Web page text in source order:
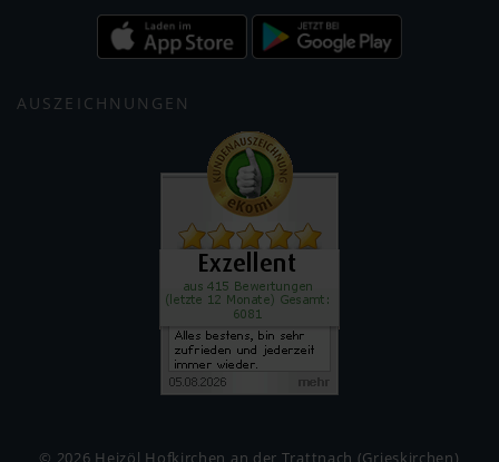
AUSZEICHNUNGEN
© 2026 Heizöl Hofkirchen an der Trattnach (Grieskirchen)